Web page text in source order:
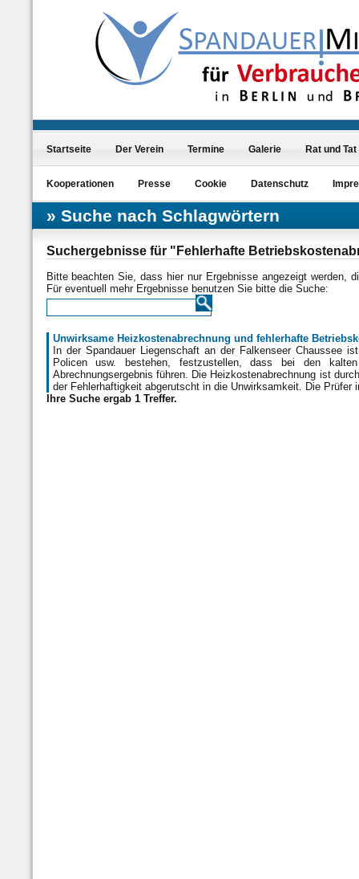
Startseite Der Verein Termine Galerie Rat und Tat
Kooperationen Presse Cookie Datenschutz
Suche nach Schlagwörtern
Suchergebnisse für "Fehlerhafte
Bitte beachten Sie, dass hier nur Ergebnisse angezeigt werden,
Für eventuell mehr Ergebnisse benutzen Sie bitte die Suche:
Unwirksame Heizkostenabrechnung und fehlerhafte
In der Spandauer Liegenschaft an der Falkenseer Chaussee
Policen usw. bestehen, festzustellen, dass bei den
Abrechnungsergebnis führen. Die Heizkostenabrechnung ist
der Fehlerhaftigkeit abgerutscht in die Unwirksamkeit. Die
Ihre Suche ergab 1 Treffer.